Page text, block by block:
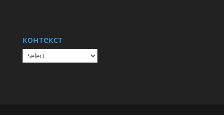
контекст